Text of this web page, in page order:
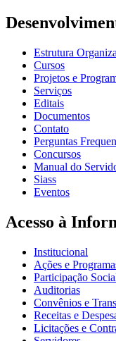
Estrutura
Cursos
Projetos e
Serviços
Editais
Documentos
Contato
Perguntas
Concursos
Manual do
Siass
Eventos
Acesso à
Institucional
Ações e
Participação
Auditorias
Convênios e
Receitas e
Licitações e